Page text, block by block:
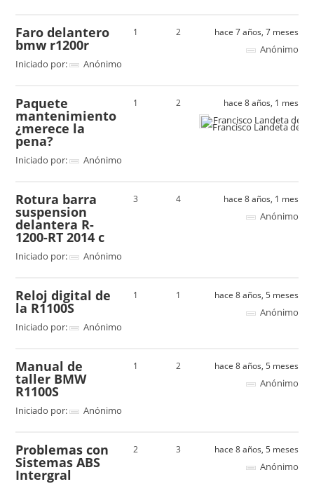
Faro delantero
bmw r1200r
Iniciado por: Anónimo
1 2 hace 7 años, 7 meses
Anónimo
Paquete
mantenimiento
¿merece la
pena?
Iniciado por: Anónimo
1 2 hace 8 años, 1 mes
Francisco Landeta de la
Rotura barra
suspension
delantera R-
1200-RT 2014 c
Iniciado por: Anónimo
3 4 hace 8 años, 1 mes
Anónimo
Reloj digital de
la R1100S
Iniciado por: Anónimo
1 1 hace 8 años, 5 meses
Anónimo
Manual de
taller BMW
R1100S
Iniciado por: Anónimo
1 2 hace 8 años, 5 meses
Anónimo
Problemas con
Sistemas ABS
Intergral
2 3 hace 8 años, 5 meses
Anónimo